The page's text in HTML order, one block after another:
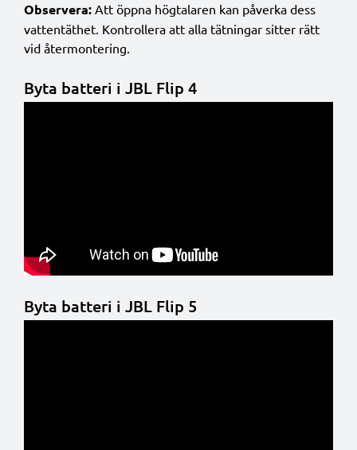
Observera: Att öppna högtalaren kan påverka dess
vattentäthet. Kontrollera att alla tätningar sitter rätt
vid återmontering.
Byta batteri i JBL Flip 4
Byta batteri i JBL Flip 5